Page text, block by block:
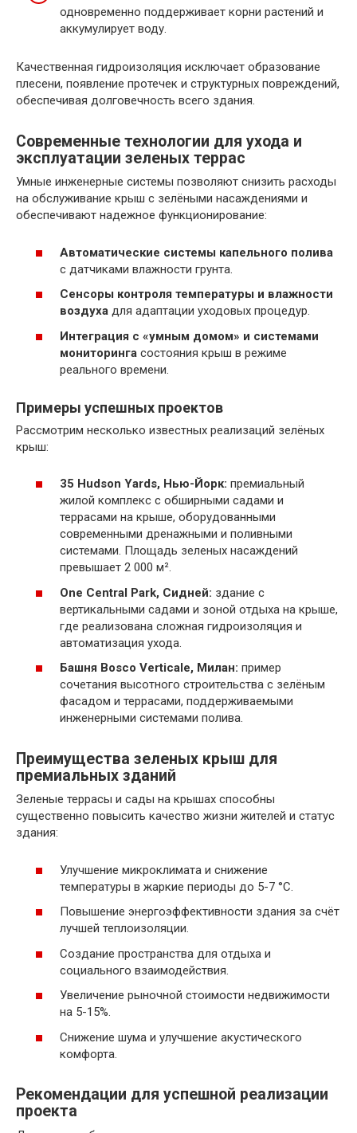
одновременно поддерживает корни растений и
аккумулирует воду.
Качественная гидроизоляция исключает образование
плесени, появление протечек и структурных повреждений,
обеспечивая долговечность всего здания.
Современные технологии для ухода и
эксплуатации зеленых террас
Умные инженерные системы позволяют снизить расходы
на обслуживание крыш с зелёными насаждениями и
обеспечивают надежное функционирование:
Автоматические системы капельного полива
с датчиками влажности грунта.
Сенсоры контроля температуры и влажности
воздуха для адаптации уходовых процедур.
Интеграция с «умным домом» и системами
мониторинга состояния крыш в режиме
реального времени.
Примеры успешных проектов
Рассмотрим несколько известных реализаций зелёных
крыш:
35 Hudson Yards, Нью-Йорк: премиальный
жилой комплекс с обширными садами и
террасами на крыше, оборудованными
современными дренажными и поливными
системами. Площадь зеленых насаждений
превышает 2 000 м².
One Central Park, Сидней: здание с
вертикальными садами и зоной отдыха на крыше,
где реализована сложная гидроизоляция и
автоматизация ухода.
Башня Bosco Verticale, Милан: пример
сочетания высотного строительства с зелёным
фасадом и террасами, поддерживаемыми
инженерными системами полива.
Преимущества зеленых крыш для
премиальных зданий
Зеленые террасы и сады на крышах способны
существенно повысить качество жизни жителей и статус
здания:
Улучшение микроклимата и снижение
температуры в жаркие периоды до 5-7 °С.
Повышение энергоэффективности здания за счёт
лучшей теплоизоляции.
Создание пространства для отдыха и
социального взаимодействия.
Увеличение рыночной стоимости недвижимости
на 5-15%.
Снижение шума и улучшение акустического
комфорта.
Рекомендации для успешной реализации
проекта